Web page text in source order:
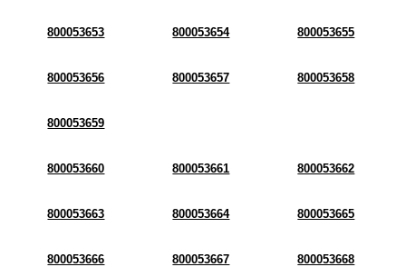
800053653 800053654 800053655
800053656 800053657 800053658
800053659
800053660 800053661 800053662
800053663 800053664 800053665
800053666 800053667 800053668